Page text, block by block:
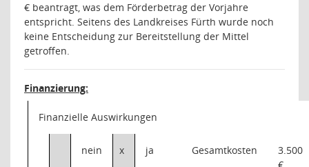
€ beantragt, was dem Förderbetrag der Vorjahre
entspricht. Seitens des Landkreises Fürth wurde noch
keine Entscheidung zur Bereitstellung der Mittel
getroffen.
Finanzierung:
Finanzielle Auswirkungen
nein x ja Gesamtkosten
3.500